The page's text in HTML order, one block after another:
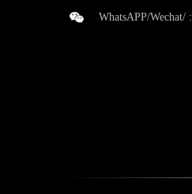
WhatsAPP/Wechat/ :